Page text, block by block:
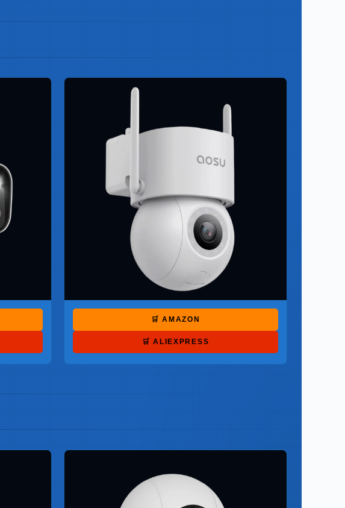
🛒 AMAZON
🛒 ALIEXPRESS